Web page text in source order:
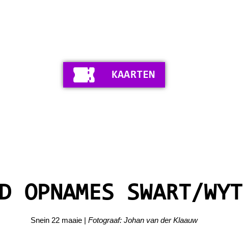
KAARTEN
OPNAMES SWART/WYT
Snein 22 maaie | Fotograaf: Johan van der Klaauw